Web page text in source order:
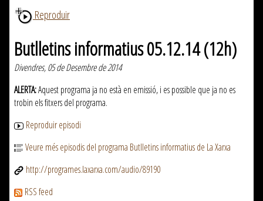
Reproduir
Butlletins informatius 05.12.14 (12h)
Divendres, 05 de Desembre de 2014
ALERTA:Aquest programa ja no està en emissió, i es possible que ja no es
trobin els fitxers del programa.
Reproduir episodi
Veure més episodis del programa Butlletins informatius de La Xarxa
http://programes.laxarxa.com/audio/89190
RSS feed